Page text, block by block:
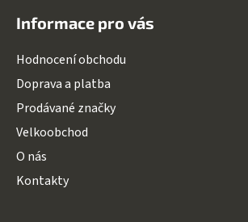
Informace pro vás
Hodnocení obchodu
Doprava a platba
Prodávané značky
Velkoobchod
O nás
Kontakty